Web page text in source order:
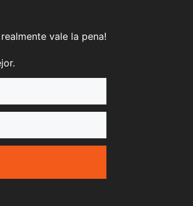
vale la pena!